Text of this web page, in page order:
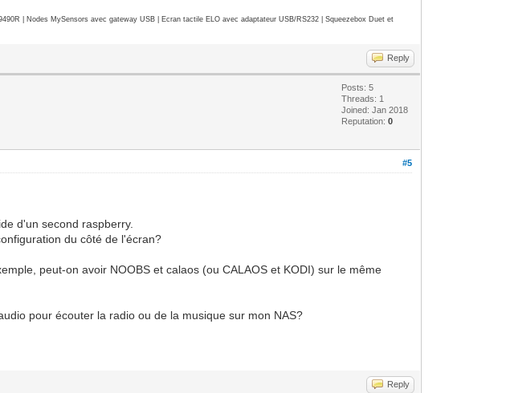
| Nodes MySensors avec gateway USB | Ecran tactile ELO avec adaptateur USB/RS232 | Squeezebox Duet et
Reply
Posts: 5
Threads: 1
Joined: Jan 2018
Reputation:0
#5
d'un second raspberry.
du côté de l'écran?
peut-on avoir NOOBS et calaos (ou CALAOS et KODI) sur le même
pour écouter la radio ou de la musique sur mon NAS?
Reply